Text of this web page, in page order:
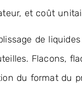
et coût
de
Flacons,
du format du